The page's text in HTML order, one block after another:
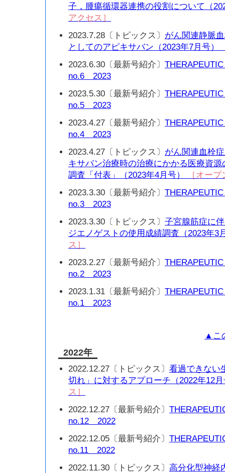
子，腫瘍循環器連携の役割について（
アクセス］
2023.7.28〔トピックス〕 がん関連静脈
としてのアピキサバン（2023年7月号）
2023.6.30〔最新号紹介〕
no.6 2023
2023.5.30〔最新号紹介〕
no.5 2023
2023.4.27〔最新号紹介〕
no.4 2023
2023.4.27〔トピックス〕 がん関連血栓
キサバン治療時の治療にかかる医療資
調査「付表」（2023年4月号）
［オー
2023.3.30〔最新号紹介〕
no.3 2023
2023.3.30〔トピックス〕 子宮腺筋症に
ジエノゲストの使用成績調査（2023年3
ス］
2023.2.27〔最新号紹介〕
no.2 2023
2023.1.31〔最新号紹介〕
no.1 2023
▲こ
2022年
2022.12.27〔トピックス〕 看過できない
切れ」に対するアプローチ（2022年12
ス］
2022.12.27〔最新号紹介〕
no.12 2022
2022.12.05〔最新号紹介〕
no.11 2022
2022.11.30〔トピックス〕 高分化型神経